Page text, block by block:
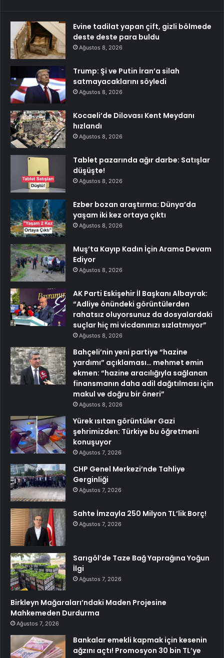
Evine tadilat yapan çift, gizli bölmede
deste deste para buldu
Ağustos 8, 2026
Trump: Şi ve Putin İran’a silah
satmayacaklarını söyledi
Ağustos 8, 2026
Kocaeli’de Dilovası Kent Meydanı
hızlandı
Ağustos 8, 2026
Tablet pazarında ağır darbe: Satışlar
düşüşte!
Ağustos 8, 2026
Ezber bozan araştırma: Dünya’da
yaşam iki kez ortaya çıktı
Ağustos 8, 2026
Muş’ta Kayıp Kadın İçin Arama Devam
Ediyor
Ağustos 8, 2026
AK Parti Eskişehir İl Başkanı Albayrak:
“Adliye önündeki görüntülerden
rahatsız oluyorsunuz da dosyalardaki
suçlar hiç mi vicdanınızı sızlatmıyor”
Ağustos 8, 2026
Bahçeli’nin yeni partiye “hazine
yardımı” açıklaması… mehmet emin
ekmen: “hazine aracılığıyla sağlanan
finansmanın daha adil dağıtılması için
makul ve doğru bir öneri”
Ağustos 8, 2026
Yürek ısıtan görüntüler Gazi
şehrimizden: Türkiye bu öğretmeni
konuşuyor
Ağustos 7, 2026
CHP Genel Merkezi’nde Tahliye
Gerginliği
Ağustos 7, 2026
Sahte İmzayla 250 Milyon TL’lik Borç!
Ağustos 7, 2026
Sarıgöl’de Taze Bağ Yaprağına Yoğun
İlgi
Ağustos 7, 2026
Birkleyn Mağaraları’ndaki Maden Projesine
Mahkemeden Durdurma
Ağustos 7, 2026
Bankalar emekli kapmak için kesenin
ağzını açtı! Promosyon 30 bin TL’ye